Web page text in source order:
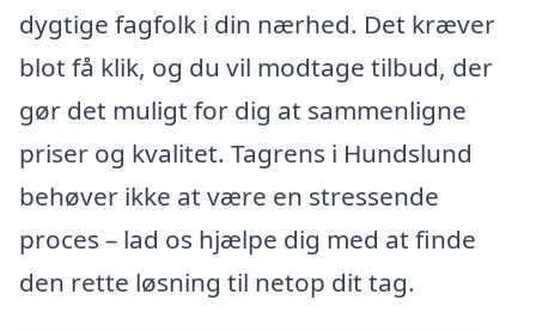
dygtige fagfolk i din nærhed. Det kræver
blot få klik, og du vil modtage tilbud, der
gør det muligt for dig at sammenligne
priser og kvalitet. Tagrens i Hundslund
behøver ikke at være en stressende
proces – lad os hjælpe dig med at finde
den rette løsning til netop dit tag.